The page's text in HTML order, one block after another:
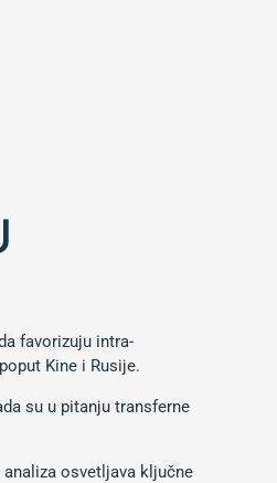
favorizuju intra-
Kine i Rusije.
su u pitanju transferne
osvetljava ključne